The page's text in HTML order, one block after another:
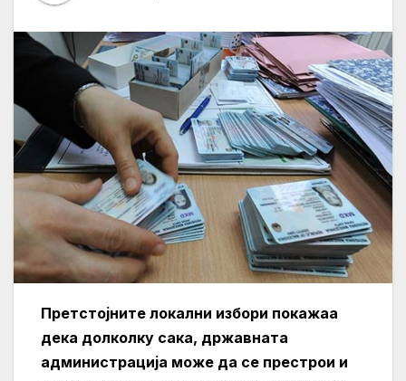
Претстојните локални избори покажаа
дека долколку сака, државната
администрација може да се престрои и